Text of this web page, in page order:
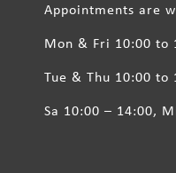
Appointments are
Mon & Fri 10:00 to
Tue & Thu 10:00 to
Sa 10:00 – 14:00,